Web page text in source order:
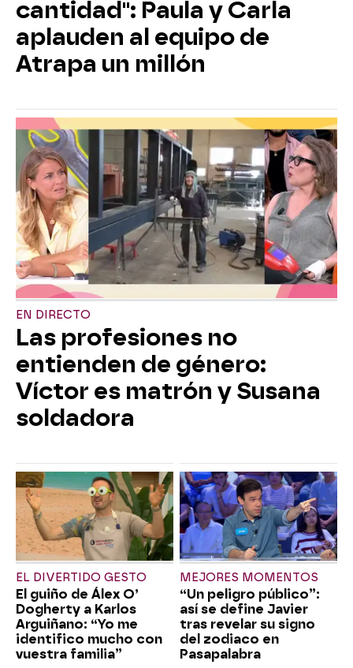
cantidad": Paula y Carla
aplauden al equipo de
Atrapa un millón
EN DIRECTO
Las profesiones no
entienden de género:
Víctor es matrón y Susana
soldadora
EL DIVERTIDO GESTO
El guiño de Álex O’
Dogherty a Karlos
Arguiñano: “Yo me
identifico mucho con
vuestra familia”
MEJORES MOMENTOS
“Un peligro público”:
así se define Javier
tras revelar su signo
del zodiaco en
Pasapalabra